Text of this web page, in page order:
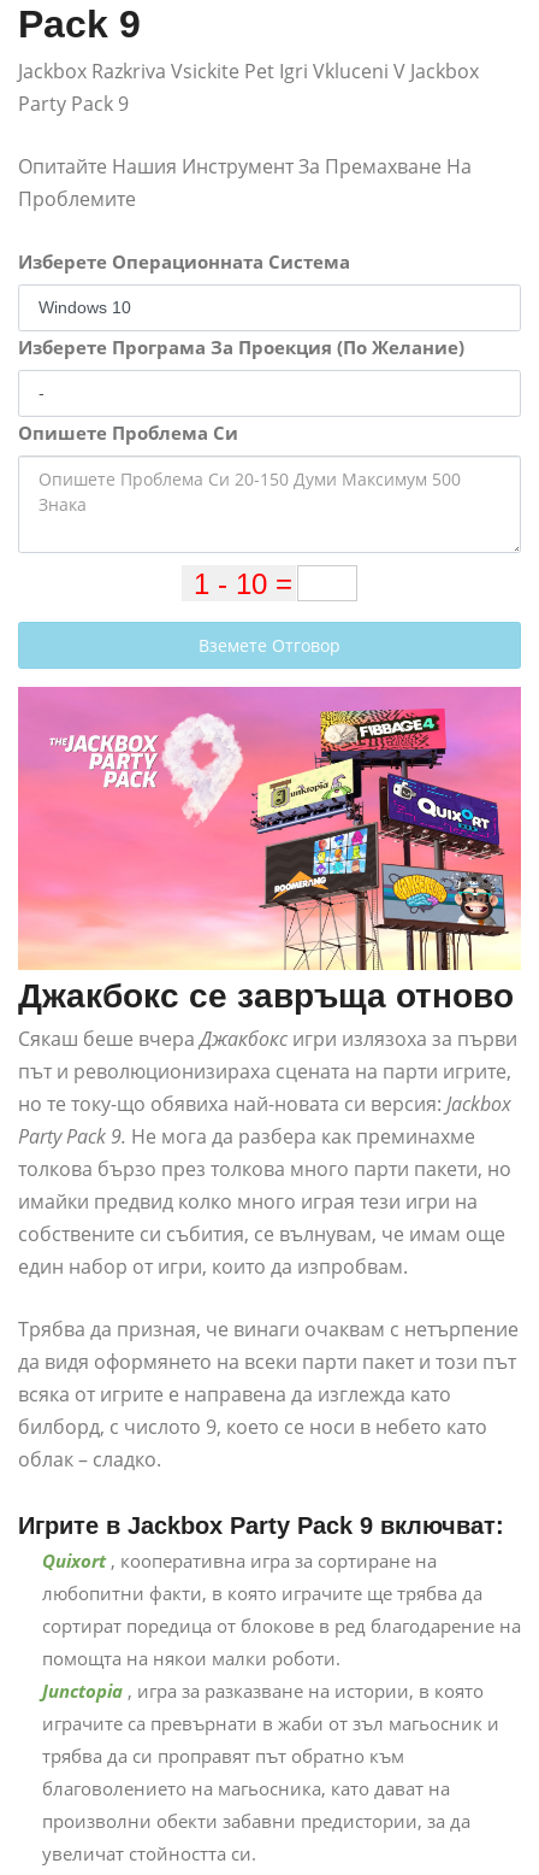
Pack 9
Jackbox Razkriva Vsickite Pet Igri Vkluceni V Jackbox
Party Pack 9
Опитайте Нашия Инструмент За Премахване На
Проблемите
Изберете Операционната Система
Изберете Програма За Проекция (По Желание)
Опишете Проблема Си
Вземете Отговор
Джакбокс се завръща отново
Сякаш беше вчераДжакбокс игри излязоха за първи
път и революционизираха сцената на парти игрите,
но те току-що обявиха най-новата си версия: Jackbox
Party Pack 9. Не мога да разбера как преминахме
толкова бързо през толкова много парти пакети, но
имайки предвид колко много играя тези игри на
собствените си събития, се вълнувам, че имам още
един набор от игри, които да изпробвам.
Трябва да призная, че винаги очаквам с нетърпение
да видя оформянето на всеки парти пакет и този път
всяка от игрите е направена да изглежда като
билборд, с числото 9, което се носи в небето като
облак – сладко.
Игрите в Jackbox Party Pack 9 включват:
Quixort , кооперативна игра за сортиране на
любопитни факти, в която играчите ще трябва да
сортират поредица от блокове в ред благодарение на
помощта на някои малки роботи.
Junctopia , игра за разказване на истории, в която
играчите са превърнати в жаби от зъл магьосник и
трябва да си проправят път обратно към
благоволението на магьосника, като дават на
произволни обекти забавни предистории, за да
увеличат стойността си.